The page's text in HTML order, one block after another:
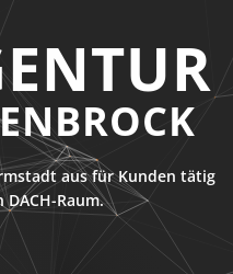
aus für Kunden tätig
Raum.